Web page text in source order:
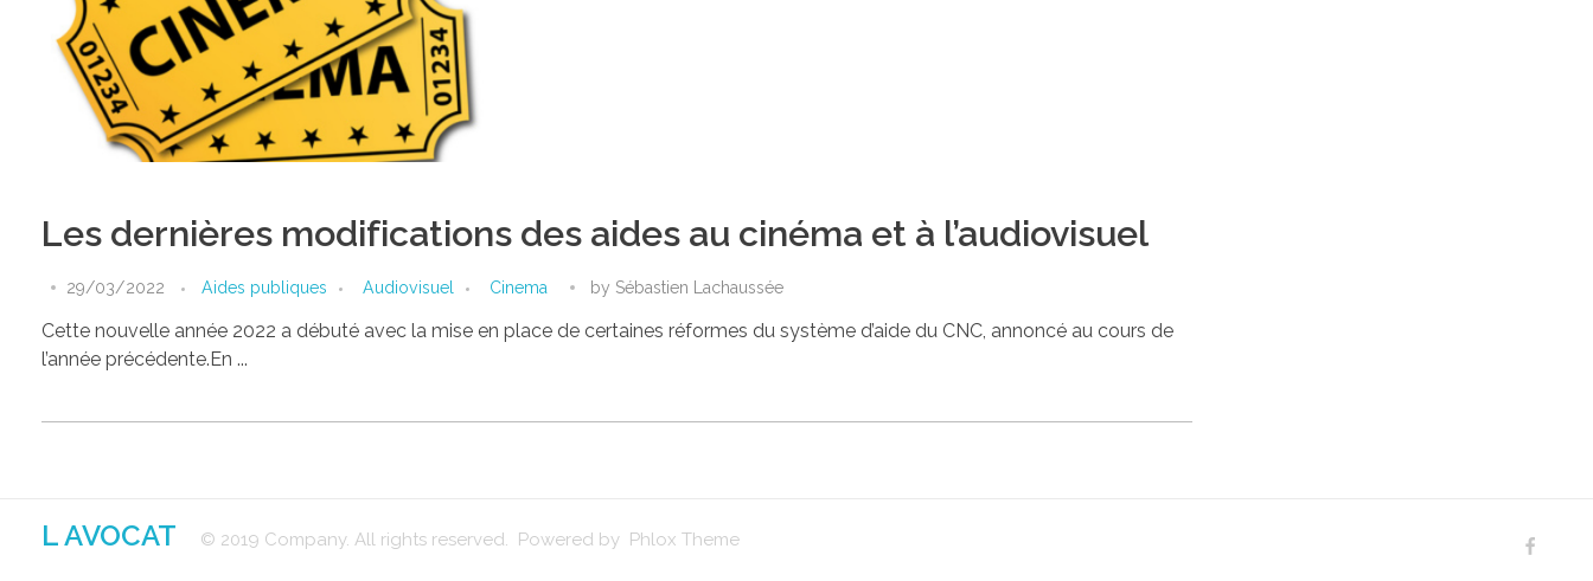
Les dernières modifications des aides au cinéma et à l’audiovisuel
29/03/2022 Aides publiques Audiovisuel Cinema by Sébastien Lachaussée
Cette nouvelle année 2022 a débuté avec la mise en place de certaines réformes du système d’aide du CNC, annoncé au cours de
l’année précédente.En ...
L AVOCAT © 2019 Company. All rights reserved. Powered by Phlox Theme